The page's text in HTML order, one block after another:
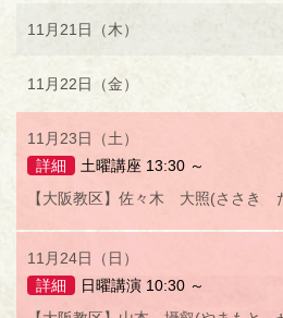
11月21日（木）
11月22日（金）
11月23日（土）
詳細
土曜講座 13:30 ～
【大阪教区】佐々木 大照(ささき
11月24日（日）
詳細
日曜講演 10:30 ～